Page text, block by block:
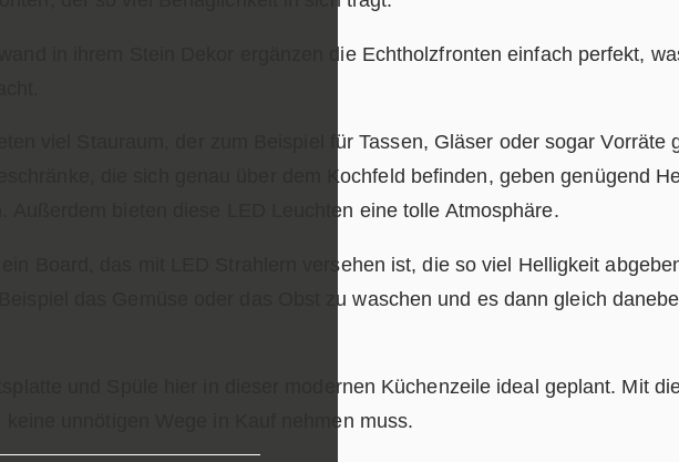
in ihrem Stein Dekor ergänzen die Echtholzfronten einfach perfekt,
viel Stauraum, der zum Beispiel für Tassen, Gläser oder sogar Vorräte
die sich genau über dem Kochfeld befinden, geben genügend
bieten diese LED Leuchten eine tolle Atmosphäre.
Board, das mit LED Strahlern versehen ist, die so viel Helligkeit
das Gemüse oder das Obst zu waschen und es dann gleich
und Spüle hier in dieser modernen Küchenzeile ideal geplant. Mit
unnötigen Wege in Kauf nehmen muss.